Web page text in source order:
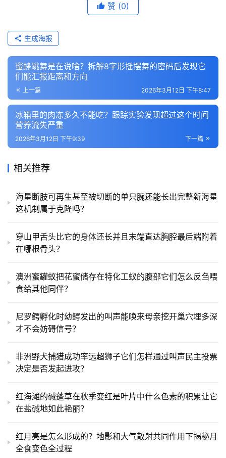
赞 (0)
生成海报
蜜蜂跳舞是在说啥？拆解8字形摇摆舞的密码后发现它
们能汇报距离和方向
上一篇 2026年3月12日 下午8:47
冰箱里的肉冻多久不能吃？跟踪实验发现超过这个时间
营养流失严重
下一篇
2026年3月12日 下午9:39
相关推荐
海星断肢可再生甚至被切断的单只腕还能长出完整新海星
这机制属于克隆吗？
穿山甲舌头比它的身体还长并且末端直达胸腔最后端附着
在哪根骨头？
澳洲蜜罐蚁把花蜜储存在特化工蚁的腹部它们怎么反刍喂
食给其他同伴？
尼罗鳄孵化时幼鳄发出的叫声能唤来母亲挖开巢穴埋多深
才不会妨碍信号？
非洲野犬捕猎成功率远超狮子它们怎样通过叫声民主投票
决定是否发起进攻？
红海滩的碱蓬草在秋季变红是叶片中什么色素的积累让它
在盐碱地如此艳丽？
红月亮是怎么形成的？地影和大气散射共同作用下揭秘月
全食变色全过程